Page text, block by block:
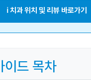
ℹ️ 치과 위치 및 리뷰 바로가기
이드 목차